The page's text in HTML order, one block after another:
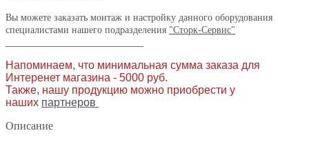
Вы можете заказать монтаж и настройку данного оборудования
специалистами нашего подразделения "Сторк-Сервис"
Напоминаем, что минимальная сумма заказа для
Интеренет магазина - 5000 руб.
Также, нашу продукцию можно приобрести у
наших партнеров
Описание